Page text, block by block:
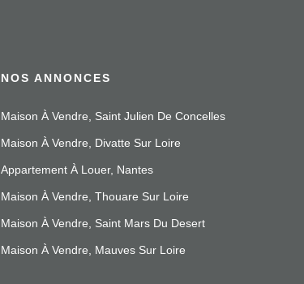
NOS ANNONCES
Maison À Vendre, Saint Julien De Concelles
Maison À Vendre, Divatte Sur Loire
Appartement À Louer, Nantes
Maison À Vendre, Thouare Sur Loire
Maison À Vendre, Saint Mars Du Desert
Maison À Vendre, Mauves Sur Loire